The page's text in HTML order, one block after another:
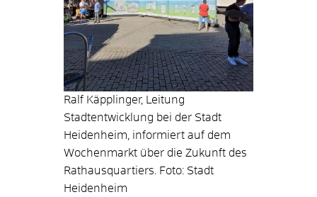
Ralf Käpplinger, Leitung
Stadtentwicklung bei der Stadt
Heidenheim, informiert auf dem
Wochenmarkt über die Zukunft des
Rathausquartiers. Foto: Stadt
Heidenheim